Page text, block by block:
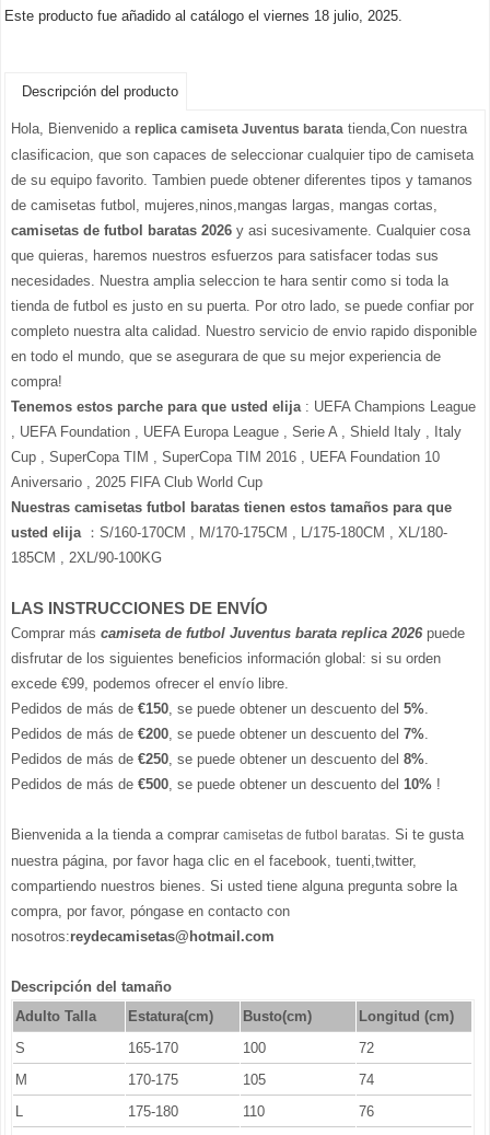
Este producto fue añadido al catálogo el viernes 18 julio, 2025.
Descripción del producto
Hola, Bienvenido a replica camiseta Juventus barata tienda,Con nuestra
clasificacion, que son capaces de seleccionar cualquier tipo de camiseta
de su equipo favorito. Tambien puede obtener diferentes tipos y tamanos
de camisetas futbol, mujeres,ninos,mangas largas, mangas cortas,
camisetas de futbol baratas 2026 y asi sucesivamente. Cualquier cosa
que quieras, haremos nuestros esfuerzos para satisfacer todas sus
necesidades. Nuestra amplia seleccion te hara sentir como si toda la
tienda de futbol es justo en su puerta. Por otro lado, se puede confiar por
completo nuestra alta calidad. Nuestro servicio de envio rapido disponible
en todo el mundo, que se asegurara de que su mejor experiencia de
compra!
Tenemos estos parche para que usted elija: UEFA Champions League
, UEFA Foundation , UEFA Europa League , Serie A , Shield Italy , Italy
Cup , SuperCopa TIM , SuperCopa TIM 2016 , UEFA Foundation 10
Aniversario , 2025 FIFA Club World Cup
Nuestras camisetas futbol baratas tienen estos tamaños para que
usted elija：S/160-170CM , M/170-175CM , L/175-180CM , XL/180-
185CM , 2XL/90-100KG
LAS INSTRUCCIONES DE ENVÍO
Comprar más camiseta de futbol Juventus barata replica 2026 puede
disfrutar de los siguientes beneficios información global: si su orden
excede €99, podemos ofrecer el envío libre.
Pedidos de más de €150, se puede obtener un descuento del 5%.
Pedidos de más de €200, se puede obtener un descuento del 7%.
Pedidos de más de €250, se puede obtener un descuento del 8%.
Pedidos de más de €500, se puede obtener un descuento del 10% !
Bienvenida a la tienda a comprar camisetas de futbol baratas. Si te gusta
nuestra página, por favor haga clic en el facebook, tuenti,twitter,
compartiendo nuestros bienes. Si usted tiene alguna pregunta sobre la
compra, por favor, póngase en contacto con
nosotros:reydecamisetas@hotmail.com
Descripción del tamaño
Adulto Talla
Estatura(cm) Busto(cm)
Longitud (cm)
S
165-170 100
72
M
170-175 105
74
L
175-180 110 76